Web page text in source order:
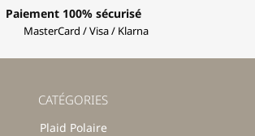
Paiement 100% sécurisé
MasterCard / Visa / Klarna
CATÉGORIES
Plaid Polaire